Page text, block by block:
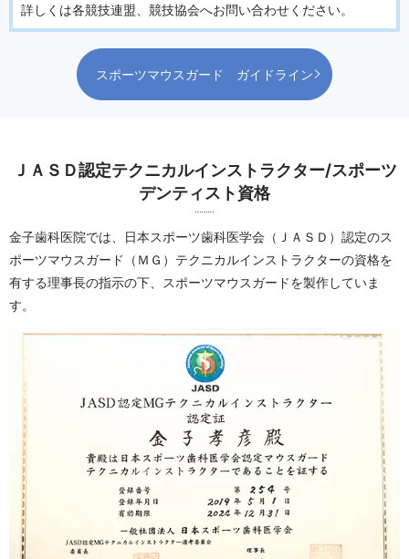
詳しくは各競技連盟、競技協会へお問い合わせください。
スポーツマウスガード ガイドライン
ＪＡＳＤ認定テクニカルインストラクター/スポーツ
デンティスト資格
金子歯科医院では、日本スポーツ歯科医学会（ＪＡＳＤ）認定のス
ポーツマウスガード（ＭＧ）テクニカルインストラクターの資格を
有する理事長の指示の下、スポーツマウスガードを製作していま
す。